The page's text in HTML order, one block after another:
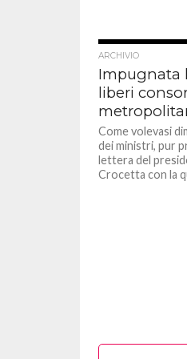
ARCHIVIO
Impugnata
liberi
Come volevasi
dei ministri, pur
lettera del
Crocetta con la